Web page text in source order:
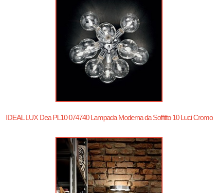
IDEAL LUX Dea PL10 074740 Lampada Moderna da Soffitto 10 Luci Cromo